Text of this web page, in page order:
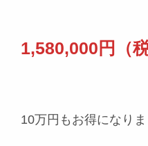
1,580,000円（
10万円もお得になりま